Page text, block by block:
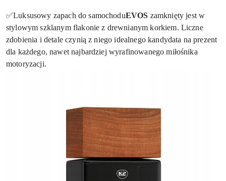
✅Luksusowy zapach do samochoduEVOS zamknięty jest w
stylowym szklanym flakonie z drewnianym korkiem. Liczne
zdobienia i detale czynią z niego idealnego kandydata na prezent
dla każdego, nawet najbardziej wyrafinowanego miłośnika
motoryzacji.